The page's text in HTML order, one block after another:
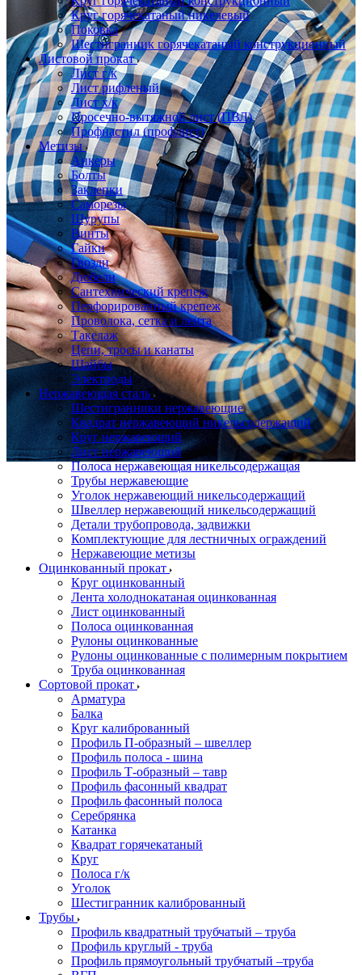
Круг горячекатаный никелевый
Поковка
Шестигранник горячекатаный конструкционный
Листовой прокат
Лист г/к
Лист рифленый
Лист х/к
Просечно-вытяжной лист (ПВЛ)
Профнастил (профлист)
Метизы
Анкеры
Болты
Заклепки
Саморезы
Шурупы
Винты
Гайки
Гвозди
Дюбели
Сантехнический крепеж
Перфорированный крепеж
Проволока, сетка и лента
Такелаж
Цепи, тросы и канаты
Шайбы
Электроды
Нержавеющая сталь
Шестигранники нержавеющие
Квадрат нержавеющий никельсодержащий
Круг нержавеющий
Лист нержавеющий
Полоса нержавеющая никельсодержащая
Трубы нержавеющие
Уголок нержавеющий никельсодержащий
Швеллер нержавеющий никельсодержащий
Детали трубопровода, задвижки
Комплектующие для лестничных ограждений
Нержавеющие метизы
Оцинкованный прокат
Круг оцинкованный
Лента холоднокатаная оцинкованная
Лист оцинкованный
Полоса оцинкованная
Рулоны оцинкованные
Рулоны оцинкованные с полимерным покрытием
Труба оцинкованная
Сортовой прокат
Арматура
Балка
Круг калиброванный
Профиль П-образный – швеллер
Профиль полоса - шина
Профиль Т-образный – тавр
Профиль фасонный квадрат
Профиль фасонный полоса
Серебрянка
Катанка
Квадрат горячекатаный
Круг
Полоса г/к
Уголок
Шестигранник калиброванный
Трубы
Профиль квадратный трубчатый – труба
Профиль круглый - труба
Профиль прямоугольный трубчатый –труба